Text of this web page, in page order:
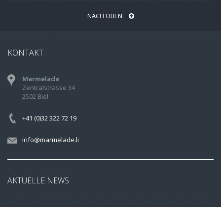
NACH OBEN
KONTAKT
Marmelade
Zentralstrasse 34
2502 Biel
+41 (0)32 322 72 19
info@marmelade.li
AKTUELLE NEWS